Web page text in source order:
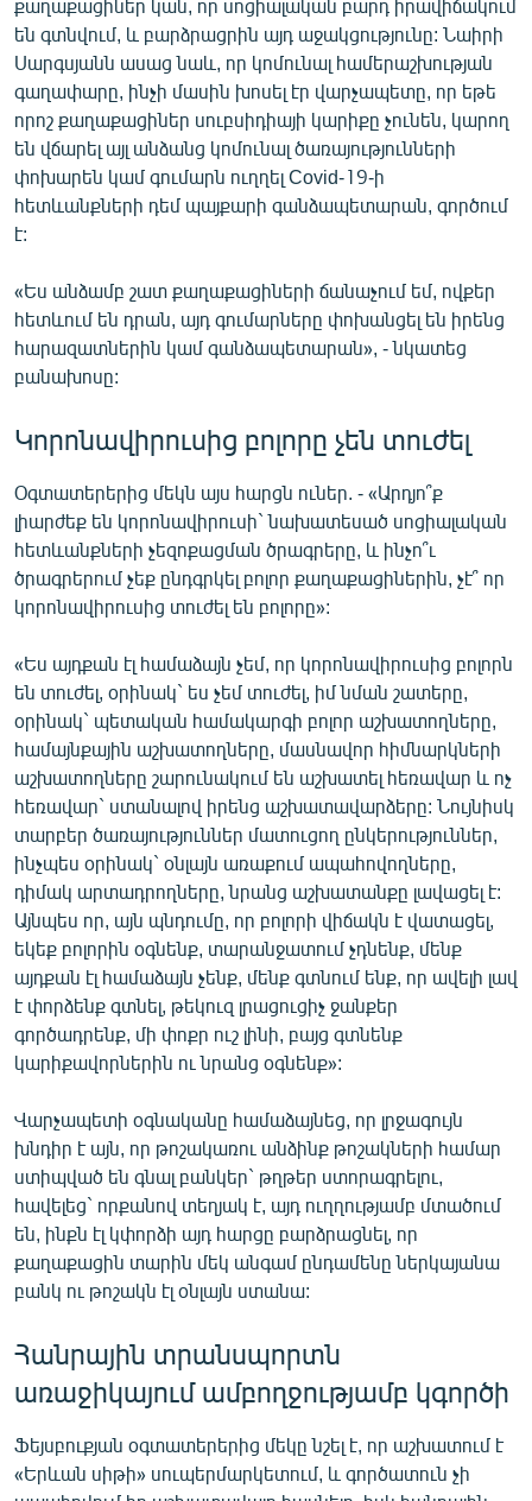
քաղաքացիներ կան, որ սոցիալական բարդ իրավիճակում
են գտնվում, և բարձրացրին այդ աջակցությունը: Նաիրի
Սարգսյանն ասաց նաև, որ կոմունալ համերաշխության
գաղափարը, ինչի մասին խոսել էր վարչապետը, որ եթե
որոշ քաղաքացիներ սուբսիդիայի կարիքը չունեն, կարող
են վճարել այլ անձանց կոմունալ ծառայությունների
փոխարեն կամ գումարն ուղղել Covid-19-ի
հետևանքների դեմ պայքարի գանձապետարան, գործում
է:
«Ես անձամբ շատ քաղաքացիների ճանաչում եմ, ովքեր
հետևում են դրան, այդ գումարները փոխանցել են իրենց
հարազատներին կամ գանձապետարան», - նկատեց
բանախոսը:
Կորոնավիրուսից բոլորը չեն տուժել
Օգտատերերից մեկն այս հարցն ուներ. - «Արդյո՞ք
լիարժեք են կորոնավիրուսի` նախատեսած սոցիալական
հետևանքների չեզոքացման ծրագրերը, և ինչո՞ւ
ծրագրերում չեք ընդգրկել բոլոր քաղաքացիներին, չէ՞ որ
կորոնավիրուսից տուժել են բոլորը»:
«Ես այդքան էլ համաձայն չեմ, որ կորոնավիրուսից բոլորն
են տուժել, օրինակ` ես չեմ տուժել, իմ նման շատերը,
օրինակ` պետական համակարգի բոլոր աշխատողները,
համայնքային աշխատողները, մասնավոր հիմնարկների
աշխատողները շարունակում են աշխատել հեռավար և ոչ
հեռավար` ստանալով իրենց աշխատավարձերը: Նույնիսկ
տարբեր ծառայություններ մատուցող ընկերություններ,
ինչպես օրինակ` օնլայն առաքում ապահովողները,
դիմակ արտադրողները, նրանց աշխատանքը լավացել է:
Այնպես որ, այն պնդումը, որ բոլորի վիճակն է վատացել,
եկեք բոլորին օգնենք, տարանջատում չդնենք, մենք
այդքան էլ համաձայն չենք, մենք գտնում ենք, որ ավելի լավ
է փորձենք գտնել, թեկուզ լրացուցիչ ջանքեր
գործադրենք, մի փոքր ուշ լինի, բայց գտնենք
կարիքավորներին ու նրանց օգնենք»:
Վարչապետի օգնականը համաձայնեց, որ լրջագույն
խնդիր է այն, որ թոշակառու անձինք թոշակների համար
ստիպված են գնալ բանկեր` թղթեր ստորագրելու,
հավելեց` որքանով տեղյակ է, այդ ուղղությամբ մտածում
են, ինքն էլ կփորձի այդ հարցը բարձրացնել, որ
քաղաքացին տարին մեկ անգամ ընդամենը ներկայանա
բանկ ու թոշակն էլ օնլայն ստանա:
Հանրային տրանսպորտն
առաջիկայում ամբողջությամբ կգործի
Ֆեյսբուքյան օգտատերերից մեկը նշել է, որ աշխատում է
«Երևան սիթի» սուպերմարկետում, և գործատուն չի